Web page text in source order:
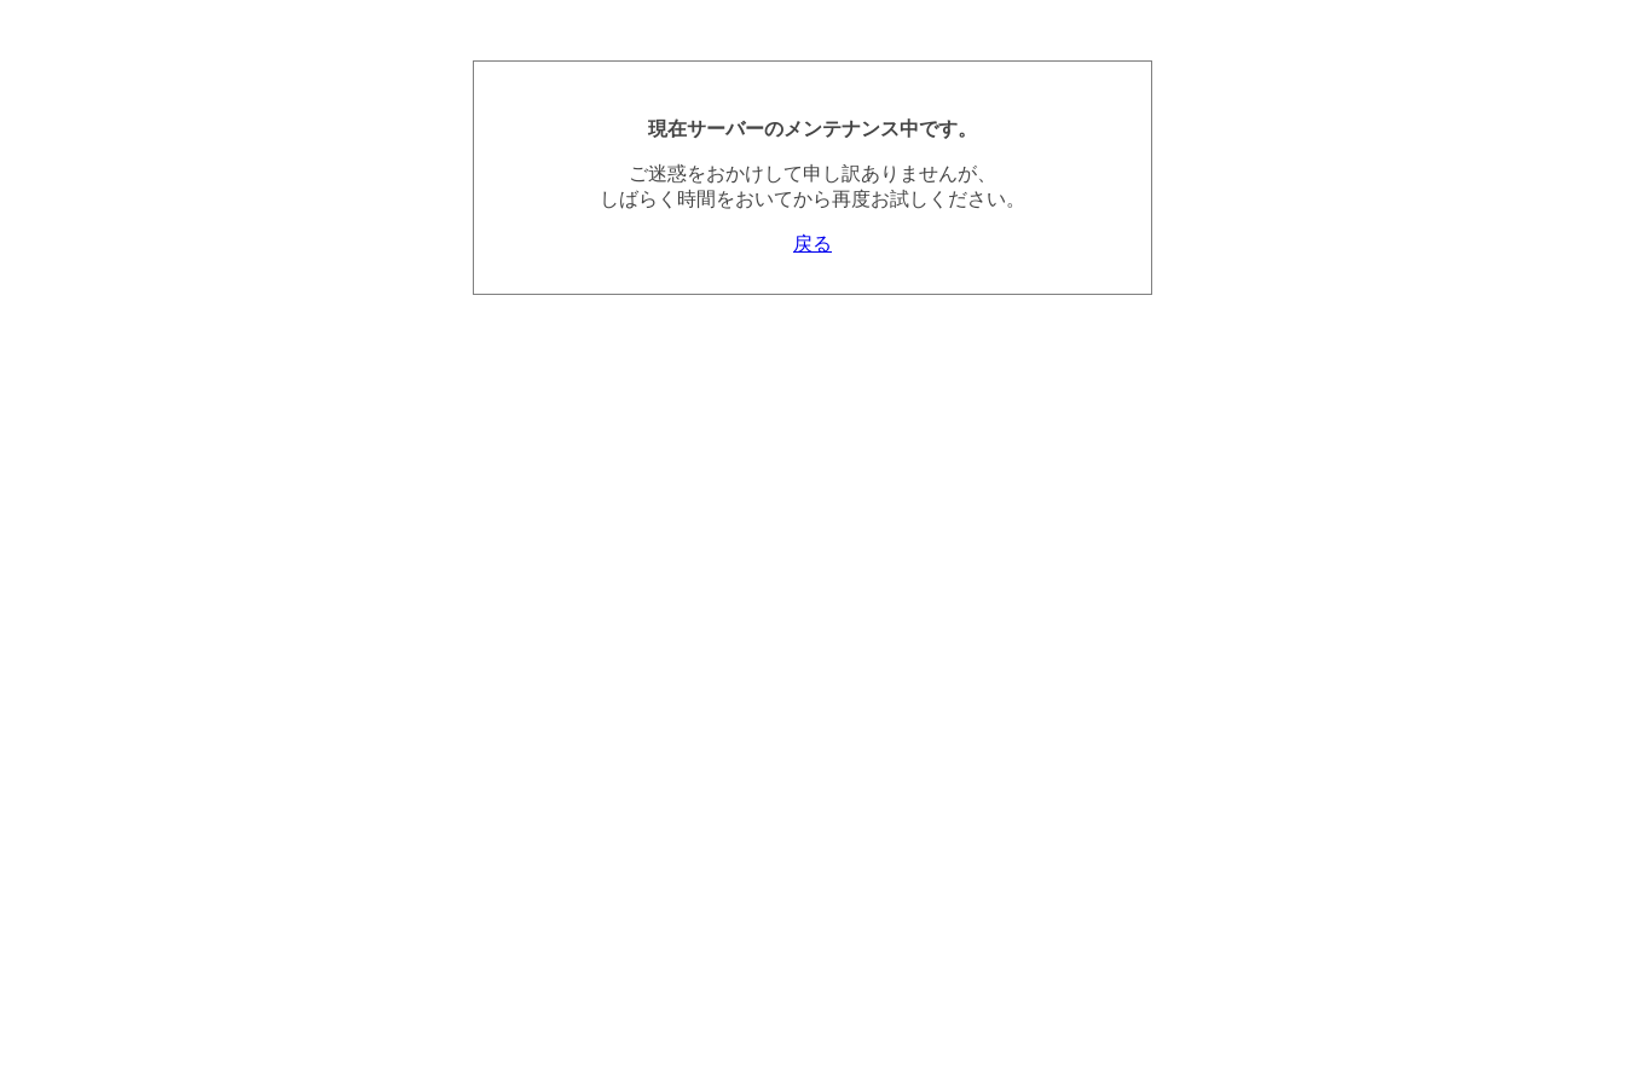
現在サーバーのメンテナンス中です。
ご迷惑をおかけして申し訳ありませんが、
しばらく時間をおいてから再度お試しください。
戻る